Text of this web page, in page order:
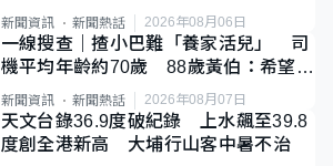
新聞資訊 新聞熱話 2026年08月06日
一線搜查｜揸小巴難「養家活兒」 司
機平均年齡約70歲 88歲黃伯：希望一
直揸落去
新聞資訊 新聞熱話 2026年08月07日
天文台錄36.9度破紀錄 上水飆至39.8
度創全港新高 大埔行山客中暑不治